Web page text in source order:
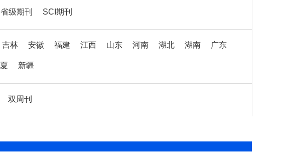
省级期刊 SCI期刊
吉林 安徽 福建 江西 山东 河南 湖北 湖南 广东
新疆
双周刊